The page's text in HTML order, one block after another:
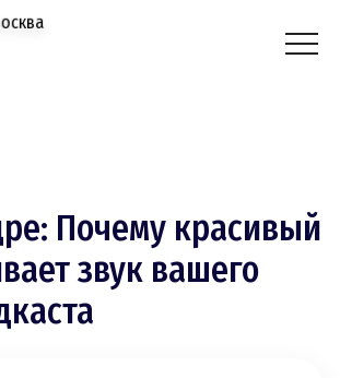
Почему красивый
звук вашего